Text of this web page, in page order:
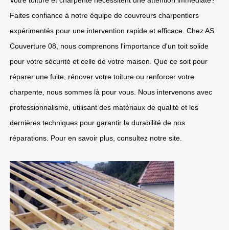
Faites confiance à notre équipe de couvreurs charpentiers
expérimentés pour une intervention rapide et efficace. Chez AS
Couverture 08, nous comprenons l'importance d'un toit solide
pour votre sécurité et celle de votre maison. Que ce soit pour
réparer une fuite, rénover votre toiture ou renforcer votre
charpente, nous sommes là pour vous. Nous intervenons avec
professionnalisme, utilisant des matériaux de qualité et les
dernières techniques pour garantir la durabilité de nos
réparations. Pour en savoir plus, consultez notre site.